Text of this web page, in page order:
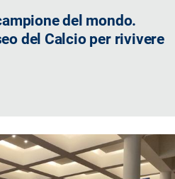
del mondo.
del Calcio per rivivere